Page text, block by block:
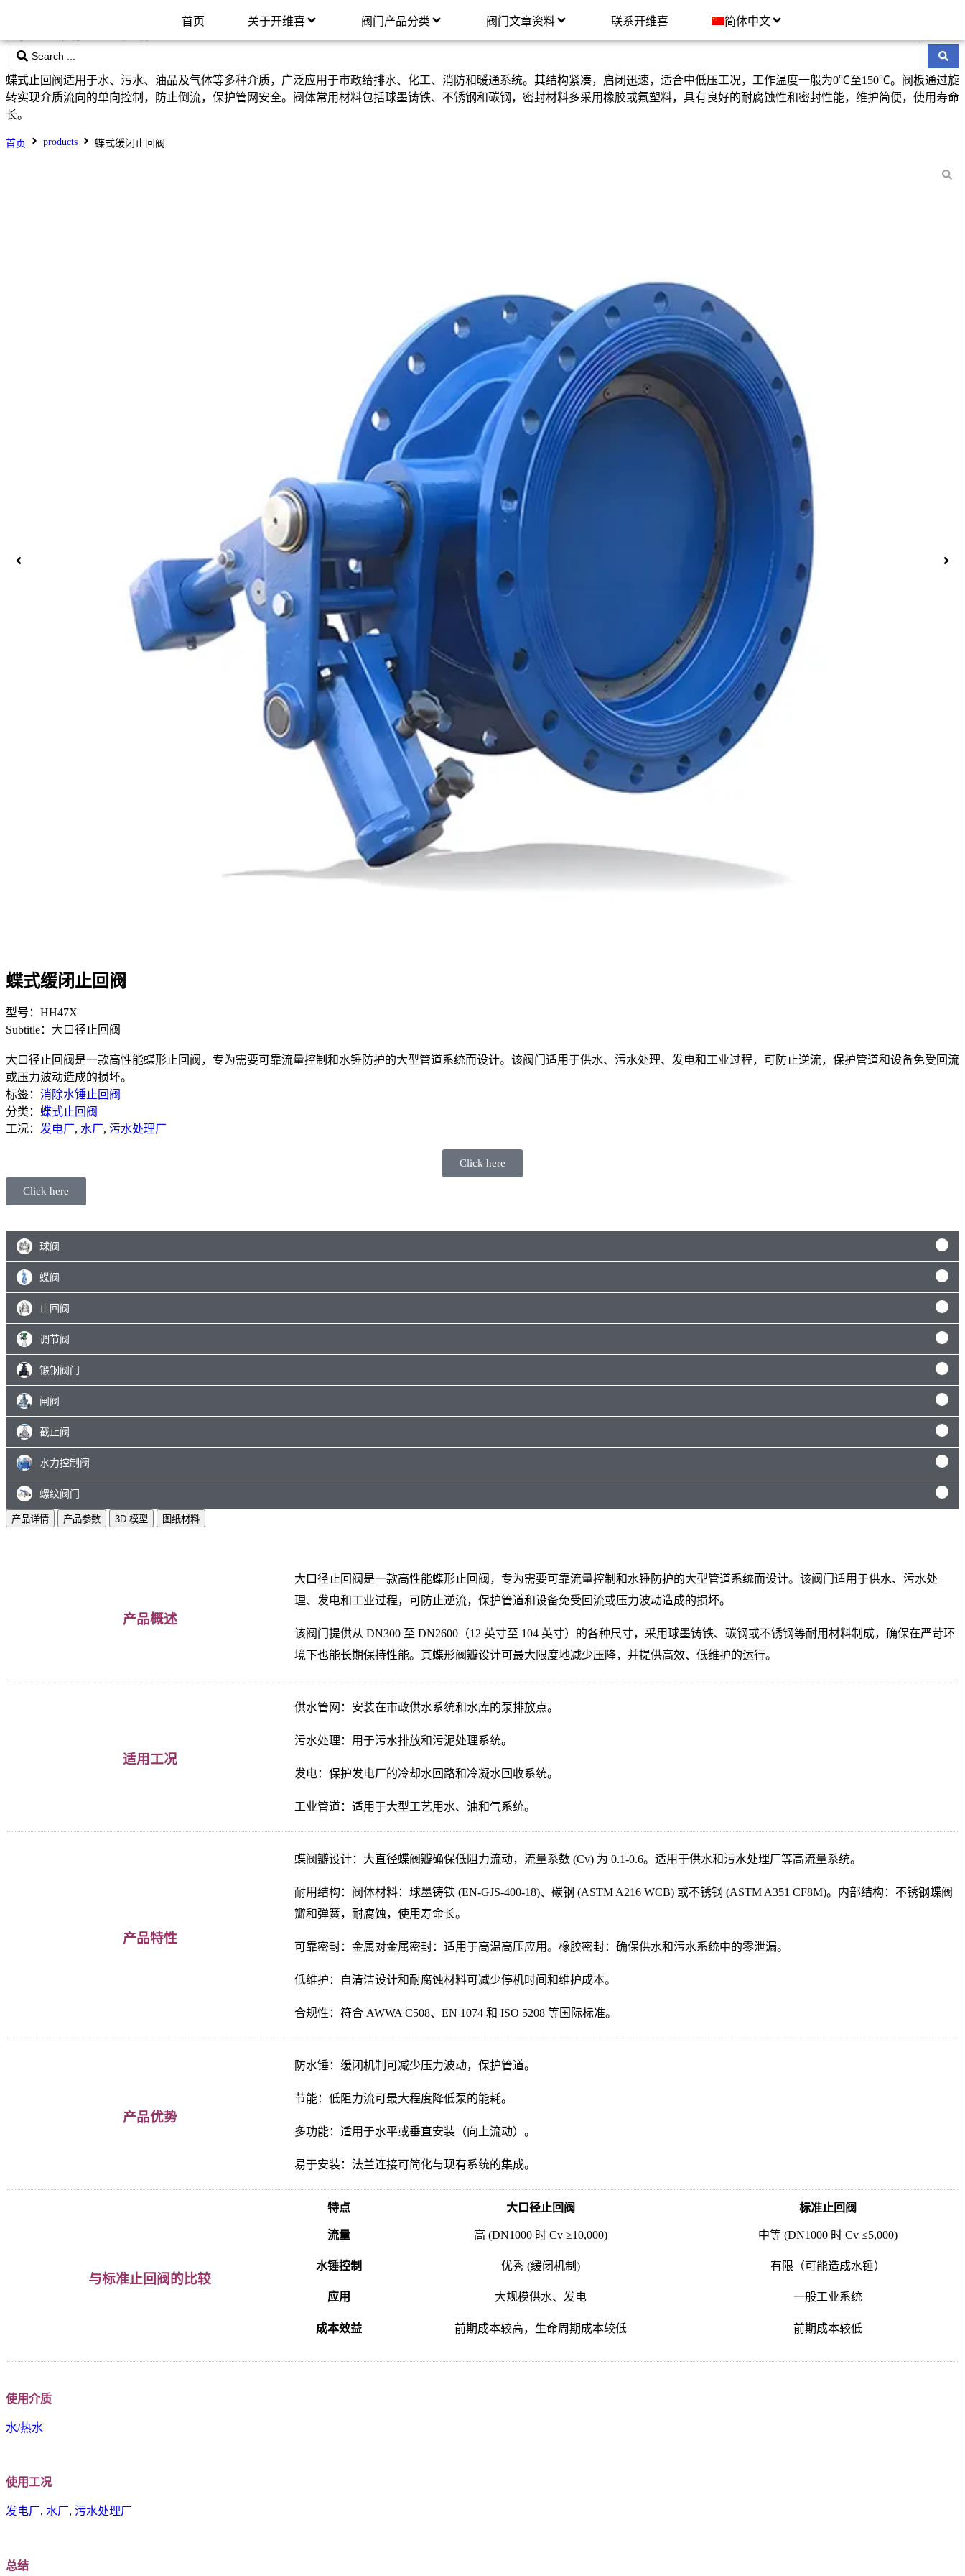
首页 关于开维喜 阀门产品分类 阀门文章资料 联系开维喜 简体中文
蝶式止回阀适用于水、污水、油品及气体等多种介质，广泛应用于市政给排水、化工、消防和暖通系统。其结构紧凑，启闭迅速，适合中低压工况，工作温度一般为0℃至150℃。阀板通过旋
转实现介质流向的单向控制，防止倒流，保护管网安全。阀体常用材料包括球墨铸铁、不锈钢和碳钢，密封材料多采用橡胶或氟塑料，具有良好的耐腐蚀性和密封性能，维护简便，使用寿命
长。
首页 products 蝶式缓闭止回阀
蝶式缓闭止回阀
型号：HH47X
Subtitle：大口径止回阀
大口径止回阀是一款高性能蝶形止回阀，专为需要可靠流量控制和水锤防护的大型管道系统而设计。该阀门适用于供水、污水处理、发电和工业过程，可防止逆流，保护管道和设备免受回流
或压力波动造成的损坏。
标签： 消除水锤止回阀
分类： 蝶式止回阀
工况： 发电厂, 水厂, 污水处理厂
Click here
Click here
球阀
蝶阀
止回阀
调节阀
锻钢阀门
闸阀
截止阀
水力控制阀
螺纹阀门
产品详情 产品参数 3D 模型 图纸材料
产品概述
大口径止回阀是一款高性能蝶形止回阀，专为需要可靠流量控制和水锤防护的大型管道系统而设计。该阀门适用于供水、污水处
理、发电和工业过程，可防止逆流，保护管道和设备免受回流或压力波动造成的损坏。
该阀门提供从 DN300 至 DN2600（12 英寸至 104 英寸）的各种尺寸，采用球墨铸铁、碳钢或不锈钢等耐用材料制成，确保在严苛环
境下也能长期保持性能。其蝶形阀瓣设计可最大限度地减少压降，并提供高效、低维护的运行。
适用工况
供水管网：安装在市政供水系统和水库的泵排放点。
污水处理：用于污水排放和污泥处理系统。
发电：保护发电厂的冷却水回路和冷凝水回收系统。
工业管道：适用于大型工艺用水、油和气系统。
产品特性
蝶阀瓣设计：大直径蝶阀瓣确保低阻力流动，流量系数 (Cv) 为 0.1-0.6。适用于供水和污水处理厂等高流量系统。
耐用结构：阀体材料：球墨铸铁 (EN-GJS-400-18)、碳钢 (ASTM A216 WCB) 或不锈钢 (ASTM A351 CF8M)。内部结构：不锈钢蝶阀
瓣和弹簧，耐腐蚀，使用寿命长。
可靠密封：金属对金属密封：适用于高温高压应用。橡胶密封：确保供水和污水系统中的零泄漏。
低维护：自清洁设计和耐腐蚀材料可减少停机时间和维护成本。
合规性：符合 AWWA C508、EN 1074 和 ISO 5208 等国际标准。
产品优势
防水锤：缓闭机制可减少压力波动，保护管道。
节能：低阻力流可最大程度降低泵的能耗。
多功能：适用于水平或垂直安装（向上流动）。
易于安装：法兰连接可简化与现有系统的集成。
与标准止回阀的比较
特点 大口径止回阀 标准止回阀
流量 高 (DN1000 时 Cv ≥10,000) 中等 (DN1000 时 Cv ≤5,000)
水锤控制 优秀 (缓闭机制) 有限（可能造成水锤）
应用 大规模供水、发电 一般工业系统
成本效益 前期成本较高，生命周期成本较低 前期成本较低
使用介质
水/热水
使用工况
发电厂, 水厂, 污水处理厂
总结